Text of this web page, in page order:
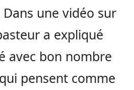
Dans une vidéo sur
a expliqué
avec bon nombre
pensent comme